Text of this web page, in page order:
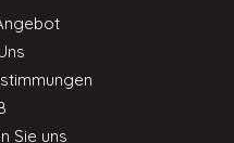
Sie uns